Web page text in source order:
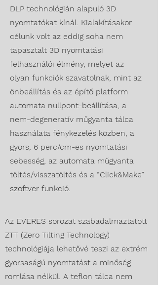
DLP technológián alapuló 3D
nyomtatókat kínál. Kialakításakor
célunk volt az eddig soha nem
tapasztalt 3D nyomtatási
felhasználói élmény, melyet az
olyan funkciók szavatolnak, mint az
önbeállítás és az építő platform
automata nullpont-beállítása, a
nem-degeneratív műgyanta tálca
használata fénykezelés közben, a
gyors, 6 perc/cm-es nyomtatási
sebesség, az automata műgyanta
töltés/visszatöltés és a “Click&Make”
szoftver funkció.
Az EVERES sorozat szabadalmaztatott
ZTT (Zero Tilting Technology)
technológiája lehetővé teszi az extrém
gyorsaságú nyomtatást a minőség
romlása nélkül. A teflon tálca nem